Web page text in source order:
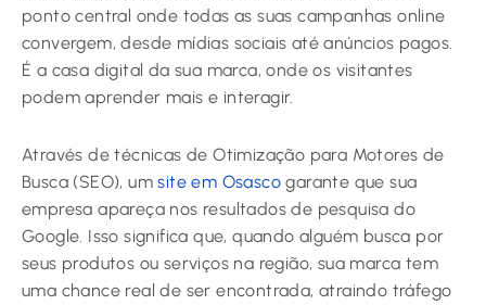
ponto central onde todas as suas campanhas online
convergem, desde mídias sociais até anúncios pagos.
É a casa digital da sua marca, onde os visitantes
podem aprender mais e interagir.
Através de técnicas de Otimização para Motores de
Busca (SEO), umsite em Osasco garante que sua
empresa apareça nos resultados de pesquisa do
Google. Isso significa que, quando alguém busca por
seus produtos ou serviços na região, sua marca tem
uma chance real de ser encontrada, atraindo tráfego